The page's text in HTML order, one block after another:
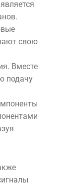
свою
Вместе
подачу